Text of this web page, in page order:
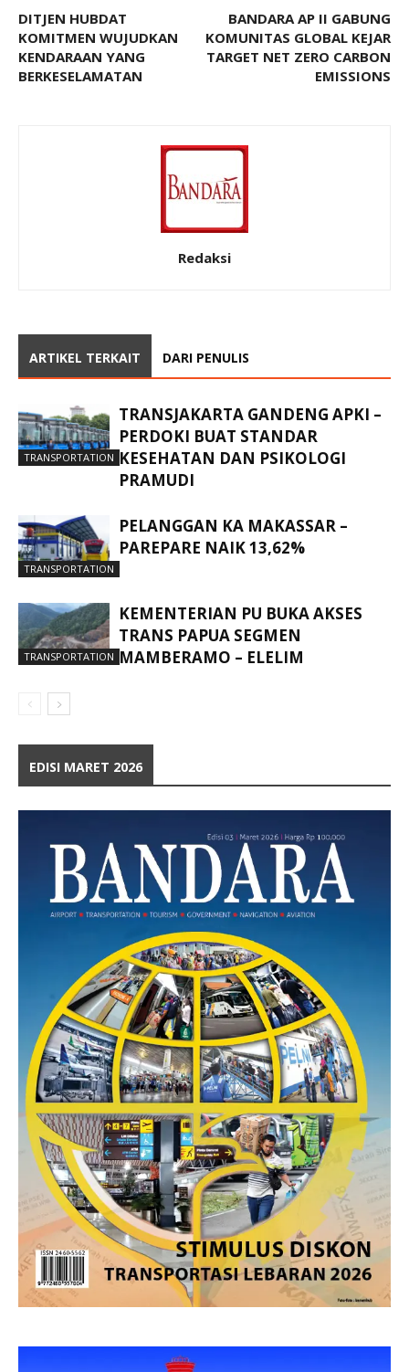
DITJEN HUBDAT
KOMITMEN WUJUDKAN
KENDARAAN YANG
BERKESELAMATAN
BANDARA AP II GABUNG
KOMUNITAS GLOBAL KEJAR
TARGET NET ZERO CARBON
EMISSIONS
Redaksi
ARTIKEL TERKAIT DARI PENULIS
TRANSPORTATION
TRANSJAKARTA GANDENG APKI –
PERDOKI BUAT STANDAR
KESEHATAN DAN PSIKOLOGI
PRAMUDI
TRANSPORTATION
PELANGGAN KA MAKASSAR –
PAREPARE NAIK 13,62%
TRANSPORTATION
KEMENTERIAN PU BUKA AKSES
TRANS PAPUA SEGMEN
MAMBERAMO – ELELIM
EDISI MARET 2026